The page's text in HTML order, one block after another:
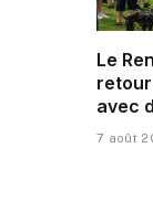
Le
avec
7 août